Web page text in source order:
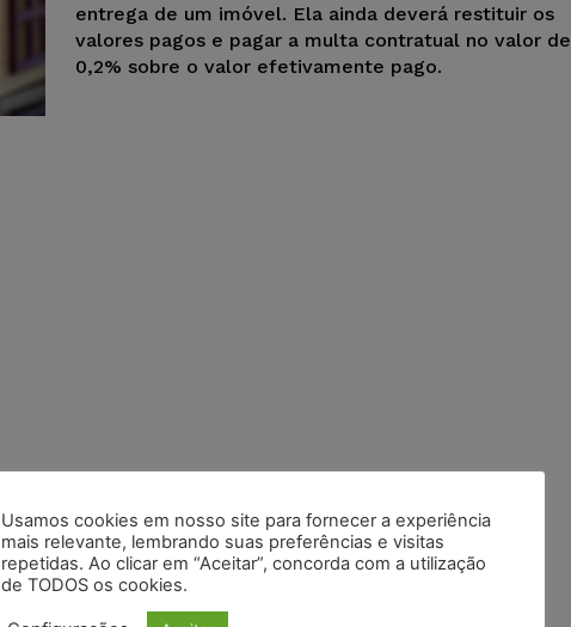
entrega de um imóvel. Ela ainda deverá restituir os
valores pagos e pagar a multa contratual no valor de
0,2% sobre o valor efetivamente pago.
Usamos cookies em nosso site para fornecer a experiência
mais relevante, lembrando suas preferências e visitas
repetidas. Ao clicar em “Aceitar”, concorda com a utilização
de TODOS os cookies.